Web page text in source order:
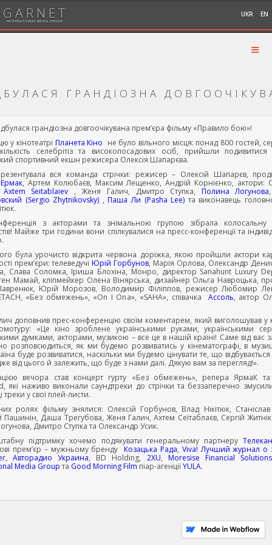
EN
UKR
GARNET
INTERNATIONAL MEDIA GROUP
ГРАНДІОЗНА
грандіозна довгоочікувана прем’єра фільму «Правило бою»!
у кінотеатрі Планета Кіно не було вільного місця: понад 800 гостей,
селебрітіз та високопосадових осіб, прийшли
спортивний екшн режисера Олексія Шапарєва.
вся команда стрічки: режисер – Олексій Шапарєв,
, Артем Колюбаєв, Максим Лещенко, Андрій Корнієнко, актори:
Axtem Seitablaiev , Женя Галич, Дмитро Ступка, Полина Логунова
(Sergio Zhytnikovsky) ,Паша Ли (Pasha Lee) та виконавець
з акторами та знімальною групою зібрала колосальну
Майже три години вони спілкувалися на пресс-конференції та
була урочисто відкрита червона доріжка, якою пройшли актори
прем’єри: телеведучіЮрій Горбунов, Марія Орлова, Олександр
Слава Соломка, Іриша Блохіна, Монро, директор Sanahunt Luxury
Мамай, кліпмейкер Олена Вінярська, дизайнер Ольга Навроцька,
Юрій Морозов, Володимир Філіппов, режисер Любомир
«Без обмежень», «On I Ona», «SAHA», співачка Ассоль, актор
доповнив прес-конференцію своїм коментарем, який виголошував
«Це кіно зроблене українськими руками, українськими
думками, акторами, музикою – все це в нашій країні! Саме від вас
розповсюдиться, як ми будемо розвиватись у кінематографі, в
буде розвиватися, наскільки ми будемо цінувати те, що відбувається
від цього й залежить, що буде з нами далі. Дякую вам за перегляд!».
вечора став концерт гурту «Без обмежень», репера ЯрмаК та
які наживо виконали саундтреки до стрічки та беззаперечно
треки у свої плей-листи.
ролях фільму знялися: Олексій Горбунов, Влад Нікітюк,
Пашинін, Даша Трегубова, Женя Галич, Ахтем Сеїтаблаєв, Сергій
Дмитро Ступка та Олександр Усик.
підтримку хочемо подякувати генеральному партнеру
прем’єр – мужньому брендуКозацька Рада, Viva! Лучший журнал о
,Авторадио Украина, BD Holding, 2XU, Moresise Financial Solutions
Media Groupта Good Morning Film піар-агенціїYULA.